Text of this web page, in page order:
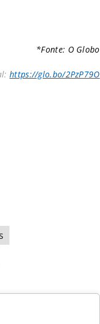
*Fonte: O Globo
https://glo.bo/2PzP79O